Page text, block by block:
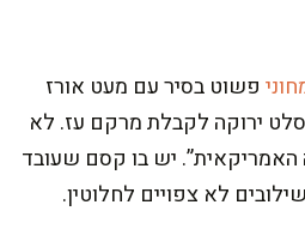
פשוט בסיר עם מעט אורז
ירוקה לקבלת מרקם עז. לא
האמריקאית”. יש בו קסם שעובד
לא צפויים לחלוטין.